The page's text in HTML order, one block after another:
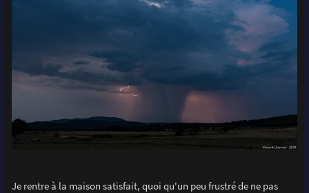
Je rentre à la maison satisfait, quoi qu'un peu frustré de ne pas